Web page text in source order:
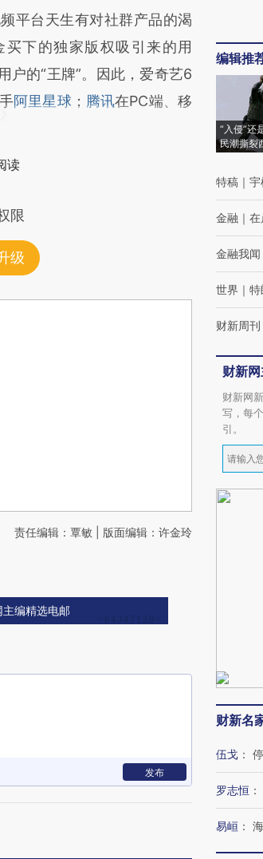
台天生有对社群产品的渴
买下的独家版权吸引来的用
户的“王牌”。因此，爱奇艺6
阿里星球 ； 腾讯在PC端、移
读
限
级
责任编辑：覃敏 | 版面编辑：许金玲
主编精选电邮
发布
编辑推
“入侵”还
民潮撕裂
特稿 ｜ 宇
金融 ｜ 在
金融我闻
世界 ｜ 特
财新周刊
财新
财新网
写，每
引。
财新名
伍戈 ：
罗志恒 ：
易峘 ：